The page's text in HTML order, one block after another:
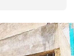
Estados